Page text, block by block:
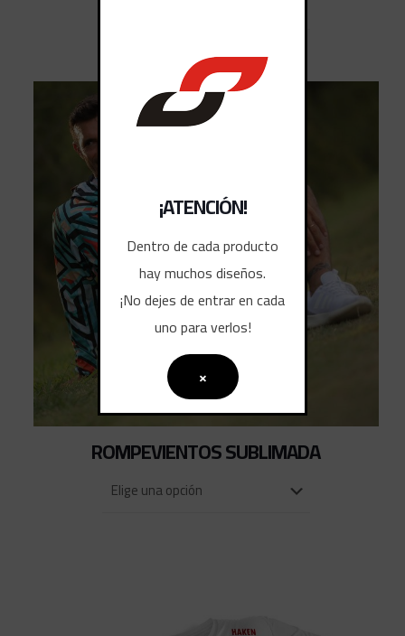
ROMPEVIENTOS SUBLIMADA
¡ATENCIÓN!
Dentro de cada producto
hay muchos diseños.
¡No dejes de entrar en cada
uno para verlos!
×